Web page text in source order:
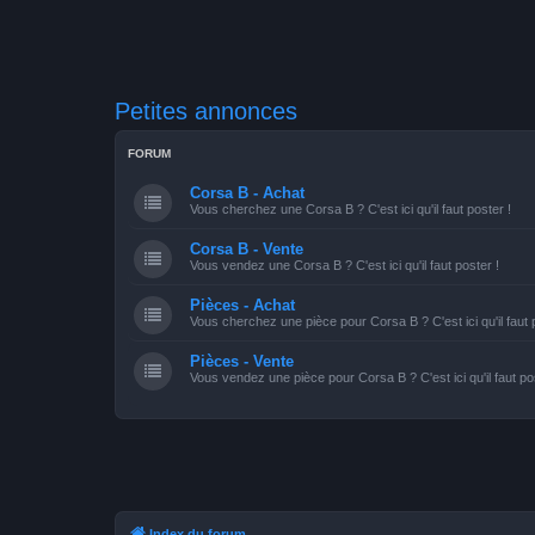
Petites annonces
FORUM
Corsa B - Achat
Vous cherchez une Corsa B ? C'est ici qu'il faut poster !
Corsa B - Vente
Vous vendez une Corsa B ? C'est ici qu'il faut poster !
Pièces - Achat
Vous cherchez une pièce pour Corsa B ? C'est ici qu'il faut
Pièces - Vente
Vous vendez une pièce pour Corsa B ? C'est ici qu'il faut